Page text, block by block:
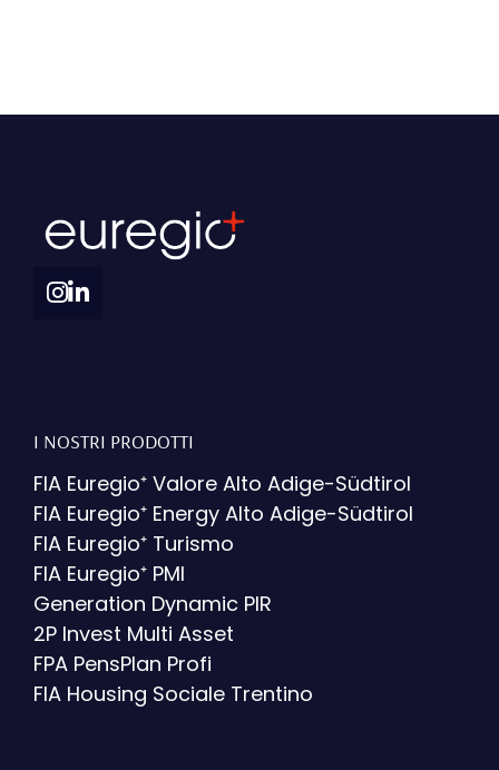
I NOSTRI PRODOTTI
FIA Euregio⁺ Valore Alto Adige-Südtirol
FIA Euregio⁺ Energy Alto Adige-Südtirol
FIA Euregio⁺ Turismo
FIA Euregio⁺ PMI
Generation Dynamic PIR
2P Invest Multi Asset
FPA PensPlan Profi
FIA Housing Sociale Trentino